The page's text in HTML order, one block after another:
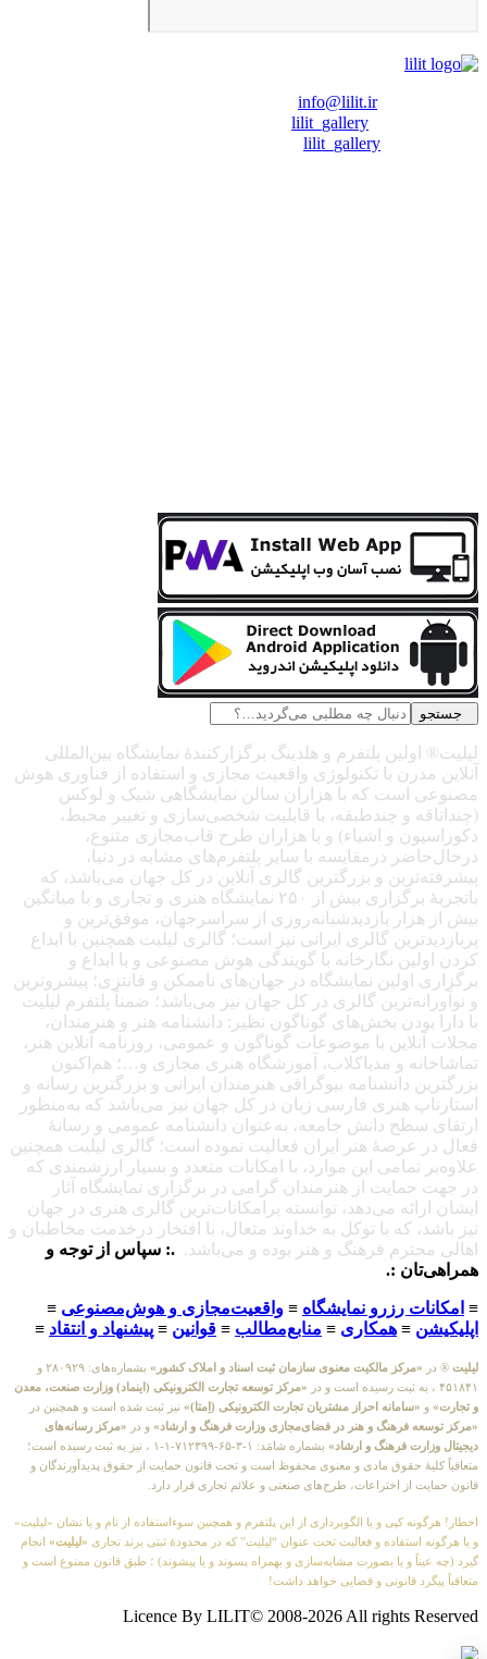
info@lilit.ir
lilit_gallery
lilit_gallery
جستجو
لیلیت® اولین پلتفرم و هلدینگ برگزارکنندهٔ نمایشگاه بین‌المللی
آنلاین مدرن با تکنولوژی واقعیت مجازی و استفاده از فناوری هوش
مصنوعی است که با هزاران سالن نمایشگاهی شیک و لوکس
(چنداتاقه و چندطبقه، با قابلیت شخصی‌سازی و تغییر محیط،
دکوراسیون و اشیاء) و با هزاران طرح قاب‌مجازی متنوع،
درحال‌حاضر درمقایسه با سایر پلتفرم‌های مشابه در دنیا،
پیشرفته‌ترین و بزرگترین گالری آنلاین در کل جهان می‌باشد، که
باتجربهٔ برگزاری بیش از ۲۵۰ نمایشگاه هنری و تجاری و با میانگین
بیش از هزار بازدیدشبانه‌روزی از سراسرجهان، موفق‌ترین و
پربازدیدترین گالری ایرانی نیز است؛ گالری لیلیت همچنین با ابداع
کردن اولین نگارخانه با گویندگی هوش مصنوعی و با ابداع و
برگزاری اولین نمایشگاه در جهان‌های ناممکن و فانتزی؛ پیشروترین
و نوآورانه‌ترین گالری در کل جهان نیز می‌باشد؛ ضمناً پلتفرم لیلیت
با دارا بودن بخش‌های گوناگون نظیر: دانشنامه هنر و هنرمندان،
مجلات آنلاین با موضوعات گوناگون و عمومی، روزنامه آنلاین هنر،
تماشاخانه و مدیاکلاب، آموزشگاه هنری مجازی و…؛ هم‌اکنون
بزرگترین دانشنامه بیوگرافی هنرمندان ایرانی و بزرگترین رسانه و
استارتاپ هنری فارسی زبان در کل جهان نیز می‌باشد که به‌منظور
ارتقای سطح دانش جامعه، به‌عنوان دانشنامه عمومی و رسانهٔ
فعال در عرصهٔ هنر ایران فعالیت نموده است؛ گالری لیلیت همچنین
علاوه‌بر تمامی این موارد، با امکانات متعدد و بسیار ارزشمندی که
در جهت حمایت از هنرمندان گرامی در برگزاری نمایشگاه آثار
ایشان ارائه می‌دهد، توانسته پرامکانات‌ترین گالری هنری در جهان
نیز باشد، که با توکل به خداوند متعال، با افتخار درخدمت مخاطبان و
اهالی محترم فرهنگ و هنر بوده و می‌باشد. .: سپاس از توجه و
همراهی‌تان :.
≡ امکانات رزرو نمایشگاه ≡ واقعیت‌مجازی و هوش‌مصنوعی ≡
اپلیکیشن ≡ همکاری ≡ منابع‌مطالب ≡ قوانین ≡ پیشنهاد و انتقاد ≡
لیلیت ® در «مرکز مالکیت معنوی سازمان ثبت اسناد و املاک کشور»
بشماره‌های: ۲۸۰۹۲۹ و
۴۵۱۸۴۱ ، به ثبت رسیده است و در
«مرکز توسعه تجارت الکترونیکی (اینماد) وزارت صنعت، معدن
و تجارت» و «سامانه احراز مشتریان تجارت الکترونیکی (اِمتا)» نیز ثبت شده است و همچنین در
«مرکز توسعه فرهنگ و هنر در فضای‌مجازی وزارت فرهنگ و ارشاد» و در «مرکز رسانه‌های
دیجیتال وزارت فرهنگ و ارشاد»
بشماره شامَد: ۱-۳-۶۵-۷۱۲۳۹۹-۱-۱ ، نیز به ثبت رسیده است؛
متعاقباً کلیهٔ حقوق مادی و معنوی محفوظ است و تحت قانون حمایت از حقوق پدیدآورندگان و
قانون حمایت از اختراعات، طرح‌های صنعتی و علائم تجاری قرار دارد.
اخطار! هرگونه کپی و یا الگوبرداری از این پلتفرم و همچنین سوءاستفاده از نام و یا نشان «لیلیت»
و یا هرگونه استفاده و فعالیت تحت عنوان “لیلیت” که در محدودهٔ ثبتی برند تجاری «لیلیت» انجام
گیرد (چه عیناً و یا بصورت مشابه‌سازی و بهمراه پسوند و یا پیشوند) ؛ طبق قانون ممنوع است و
متعاقباً پیگرد قانونی و قضایی خواهد داشت!
Licence By LILIT© 2008-2026 All rights Reserved